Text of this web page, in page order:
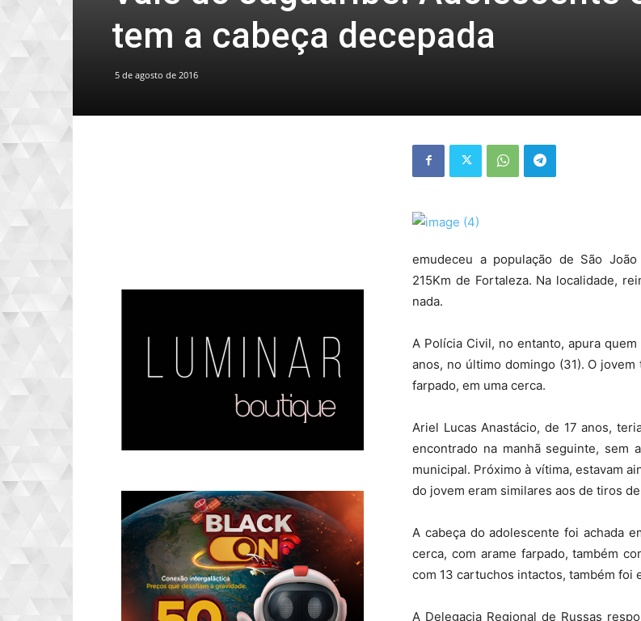
tem a cabeça decepada
5 de agosto de 2016
emudeceu a população de São
215Km de Fortaleza. Na localidade,
nada.
A Polícia Civil, no entanto, apura
anos, no último domingo (31). O
farpado, em uma cerca.
Ariel Lucas Anastácio, de 17 anos,
encontrado na manhã seguinte, sem
municipal. Próximo à vítima, estavam
do jovem eram similares aos de tiros
A cabeça do adolescente foi achada
cerca, com arame farpado, também
com 13 cartuchos intactos, também foi
A Delegacia Regional de Russas